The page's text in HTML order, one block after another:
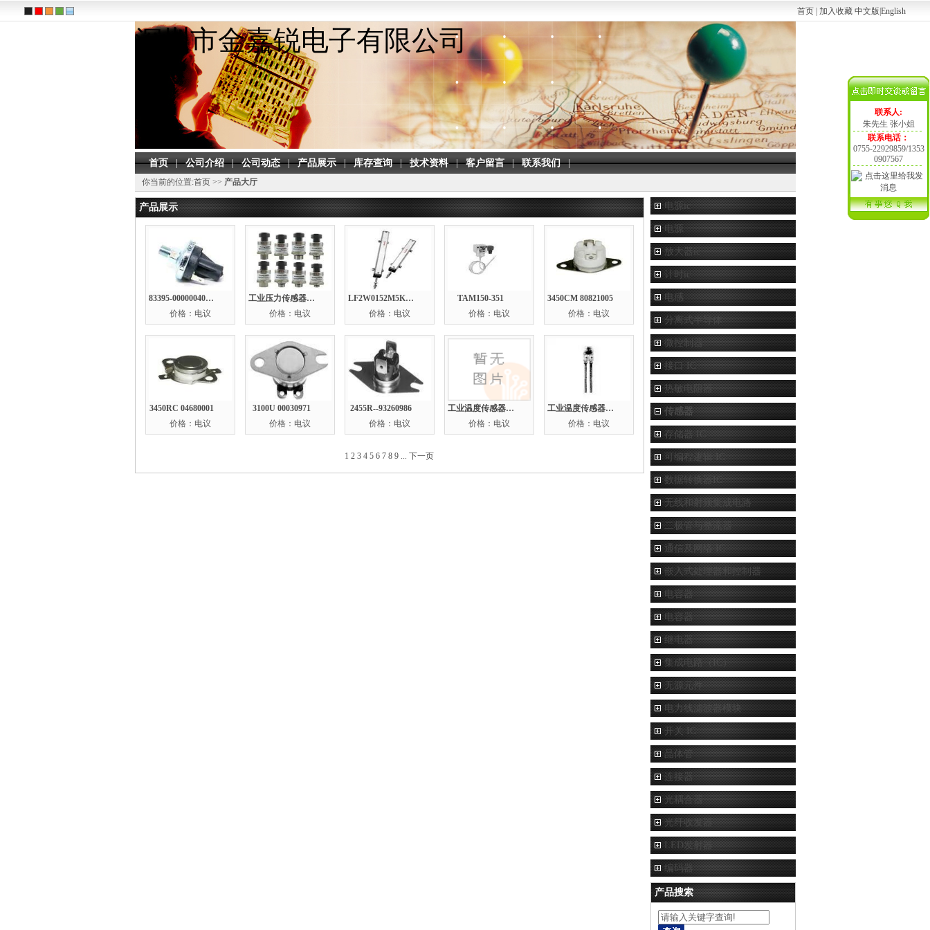
联系人:
朱先生 张小姐
联系电话：
0755-22929859/1353
0907567
首页 加入收藏 中文版 English
深圳市金嘉锐电子有限公司
首页|公司介绍|公司动态|产品展示|库存查询|技术资料|客户留言|联系我们|
你当前的位置:首页>> 产品大厅
电源ic
电源
放大器ic
计时ic
电感
分离式半导体
微控制器
接口 IC
热敏电阻器
传感器
存储器 IC
可编程逻辑 IC
数据转换器IC
无线和射频集成电路
二极管与整流器
通信及网络 IC
嵌入式处理器和控制器
电容器
电容器
继电器
集成电路（IC）
无源元件
电力线滤波器模块
开关 IC
晶体管
连接器
光耦合器
光纤收发器
LED发射器
编码器
产品搜索
产品展示
83395-00000040-21
价格：电议
工业压力传感器：PX2AG2XX025BSAAX
价格：电议
LF2W0152M5KB8G
价格：电议
TAM150-351
价格：电议
3450CM 80821005
价格：电议
3450RC 04680001
价格：电议
3100U 00030971
价格：电议
2455R--93260986
价格：电议
工业温度传感器:512-32AC05-204
价格：电议
工业温度传感器：HEL-775-B-U-0
价格：电议
1 2 3 4 5 6 7 8 9 ... 下一页